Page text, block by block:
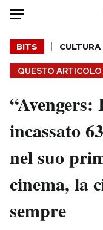
HOME
Italia
Politica
Tecnologia
Internet
Scienza
Economia
QUESTO ARTICOLO
BITS CULTURA
incassato
nel suo
cinema, la
sempre